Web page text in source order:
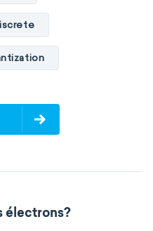
électrons?